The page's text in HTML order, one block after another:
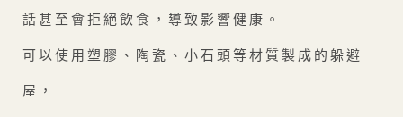
話甚至會拒絕飲食，導致影響健康。
可以使用塑膠、陶瓷、小石頭等材質製成的躲避
屋，